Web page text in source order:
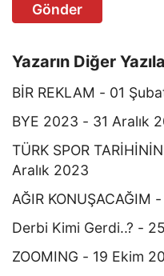
Gönder
Yazarın Diğer
BİR REKLAM - 01
BYE 2023 - 31 Aralık
TÜRK SPOR
Aralık 2023
AĞIR KONUŞACAĞIM
Derbi Kimi Gerdi..? -
ZOOMING - 19 Ekim